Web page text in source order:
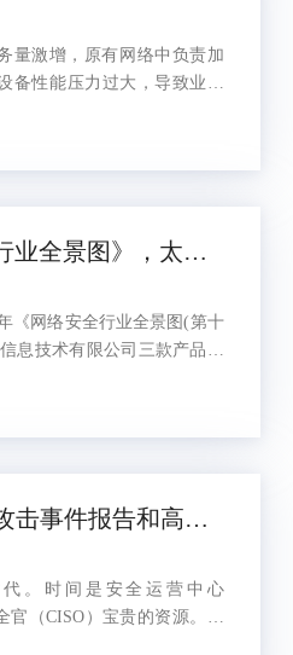
量激增，原有网络中负责加
备性能压力过大，导致业务
。为确保业务高可用性和安
2025《网络安全行业全景图》，太一星晨再次登榜三项安全领域
《网络安全行业全景图(第十
息技术有限公司三款产品再
种申报产品中脱颖而出，登
利用AI实现自动攻击事件报告和高级DDoS缓解
。时间是安全运营中心
官（CISO）宝贵的资源。实
攻击的能力可能意味着业务